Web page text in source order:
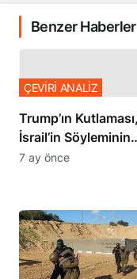
Benzer Haberler
Trump’ın Kutlaması,
İsrail’in Söyleminin
Teyidi
ÇEVİRİ ANALİZ
7 ay önce